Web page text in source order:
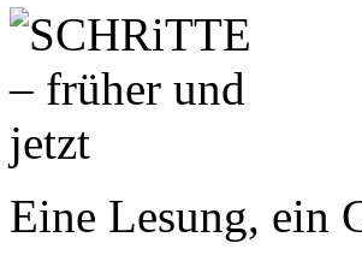
Eine Lesung, ein